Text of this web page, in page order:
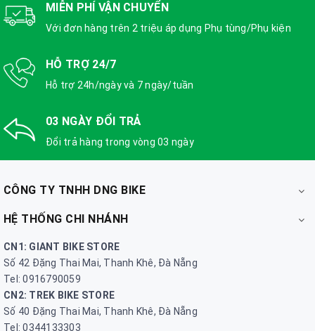
MIỄN PHÍ VẬN CHUYỂN
Với đơn hàng trên 2 triệu áp dụng Phụ tùng/Phụ kiện
HỖ TRỢ 24/7
Hỗ trợ 24h/ngày và 7 ngày/tuần
03 NGÀY ĐỔI TRẢ
Đổi trả hàng trong vòng 03 ngày
CÔNG TY TNHH DNG BIKE
HỆ THỐNG CHI NHÁNH
CN1: GIANT BIKE STORE
Số 42 Đặng Thai Mai, Thanh Khê, Đà Nẵng
Tel: 0916790059
CN2: TREK BIKE STORE
Số 40 Đặng Thai Mai, Thanh Khê, Đà Nẵng
Tel: 0344133303